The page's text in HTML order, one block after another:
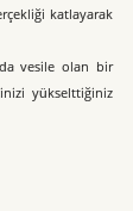
katlayarak
vesile olan bir
yükselttiğiniz